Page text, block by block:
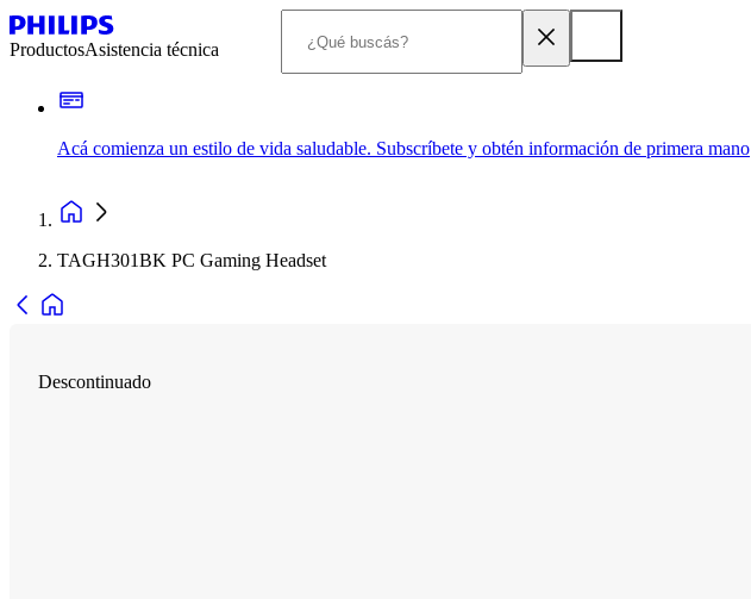
ProductosAsistencia técnica
Acá comienza un estilo de vida saludable. Subscríbete y obtén información de primera mano
TAGH301BK PC Gaming Headset
Descontinuado